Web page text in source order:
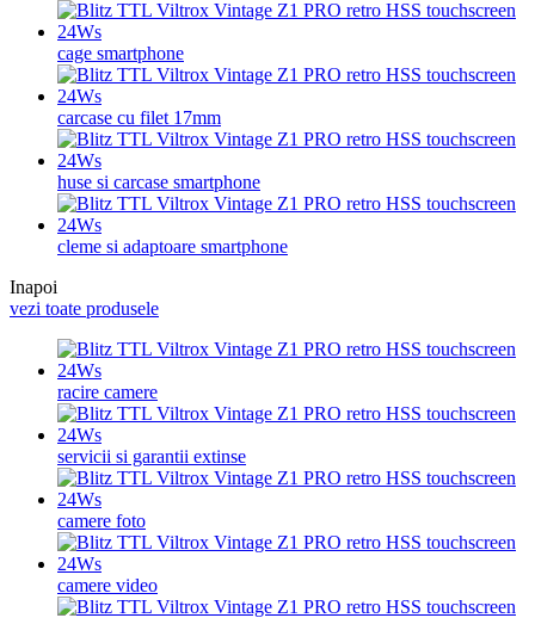
cage smartphone
carcase cu filet 17mm
huse si carcase smartphone
cleme si adaptoare smartphone
Inapoi
vezi toate produsele
racire camere
servicii si garantii extinse
camere foto
camere video